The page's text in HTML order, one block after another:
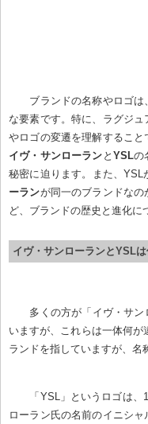
ブランドの名称やロゴ
な要素です。特に、ラグジ
やロゴの変遷を理解するこ
イヴ・サンローラン と YSLの
秘密に迫ります。また、YSL
ーランが同一のブランドなの
ど、ブランドの歴史と進化に
イヴ・サンローランとYSL
多くの方が「イヴ・サ
いますが、これらは一体何
ランドを指していますが、名
「YSL」というロゴは
ローラン氏の名前のイニシ